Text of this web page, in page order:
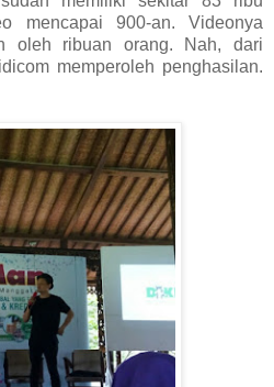
mencapai 900-an. Videonya
oleh ribuan orang. Nah, dari
memperoleh penghasilan.